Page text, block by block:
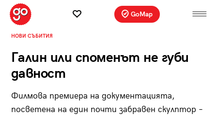
GoMap
НОВИ СЪБИТИЯ
Галин или споменът не губи
давност
Филмова премиера на документацията,
посветена на един почти забравен скулптор –